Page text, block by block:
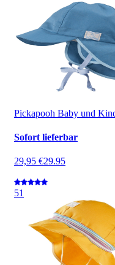
Pickapooh Baby und
Sofort lieferbar
29,95 €29.95
51